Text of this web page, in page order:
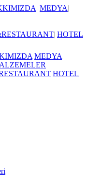
| MEDYA|
| HOTEL
MEDYA
HOTEL